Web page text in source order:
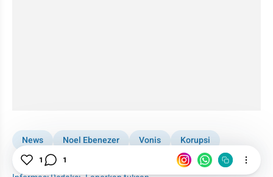
News Noel Ebenezer Vonis
Korupsi
KPK Tangkap Wamenaker Immanuel Ebenezer
Moral
1 1